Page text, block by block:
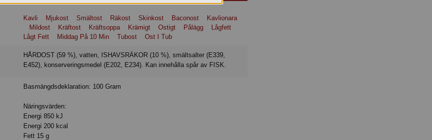
Kavli Mjukost Smältost Räkost Skinkost Baconost
Kavlionara
Mildost
Kräftost Kräftsoppa Krämigt Ostigt Pålägg
Lågfett
Lågt Fett
Middag På 10 Min Tubost Ost I Tub
HÅRDOST (59 %), vatten, ISHAVSRÄKOR (10 %), smältsalter (E339,
E452), konserveringsmedel (E202, E234). Kan innehålla spår av FISK.
Basmängdsdeklaration: 100 Gram
Näringsvärden:
Energi 850 kJ
Energi 200 kcal
Fett 15 g